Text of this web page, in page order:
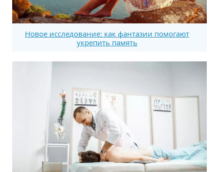
Новое исследование: как фантазии помогают
укрепить память